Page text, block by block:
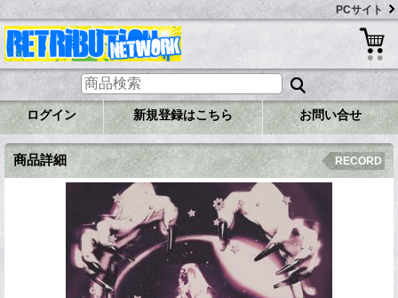
PCサイト
ログイン 新規登録はこちら お問い合せ
商品詳細 RECORD